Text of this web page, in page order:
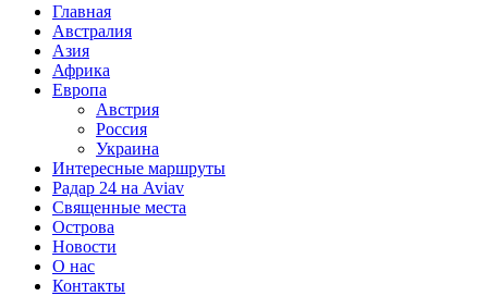
Главная
Австралия
Азия
Африка
Европа
Австрия
Россия
Украина
Интересные маршруты
Радар 24 на Aviav
Священные места
Острова
Новости
О нас
Контакты